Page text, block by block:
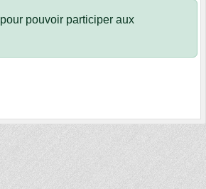
pour pouvoir participer aux